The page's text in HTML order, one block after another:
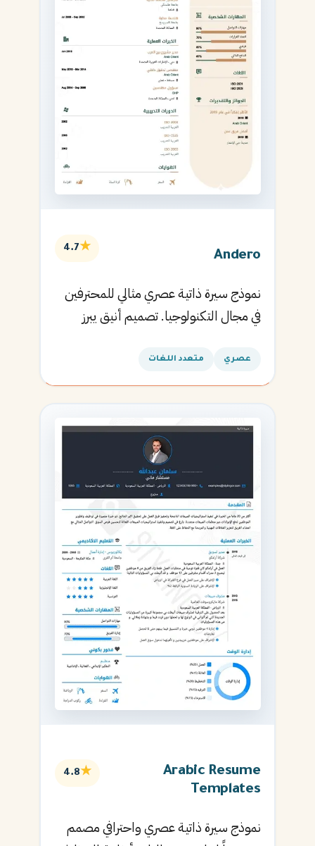
Andero
★
4.7
نموذج سيرة ذاتية عصري مثالي للمحترفين
في مجال التكنولوجيا. تصميم أنيق يبرز
عصري متعدد اللغات
Arabic Resume
Templates
★
4.8
نموذج سيرة ذاتية عصري واحترافي مصمم